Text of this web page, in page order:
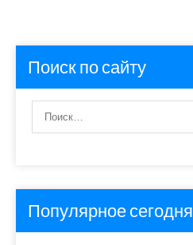
Поиск по сайту
Популярное сегодня